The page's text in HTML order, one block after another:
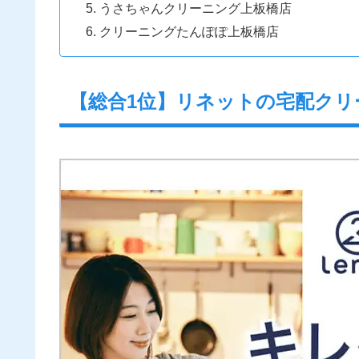
うさちゃんクリーニング上板橋店
クリーニングたんぽぽ上板橋店
【総合1位】リネットの宅配ク